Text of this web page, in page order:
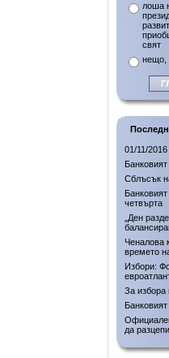
лоша
свят
нещо,
01/11/2016
Сблъсък
четвърта
„Ден
Ченалова
времето
Избори:
За избора
да